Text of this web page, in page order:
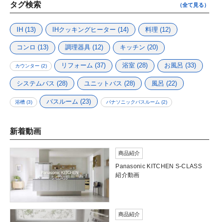
タグ検索 （全て見る）
IH (13) IHクッキングヒーター (14) 料理 (12)
コンロ (13) 調理器具(12) キッチン (20)
カウンター (2) リフォーム (37) 浴室 (28) お風呂 (33)
システムバス (28) ユニットバス (28) 風呂 (22)
浴槽(3) バスルーム (23) パナソニックバスルーム (2)
新着動画
商品紹介
Panasonic KITCHEN S-CLASS
紹介動画
商品紹介